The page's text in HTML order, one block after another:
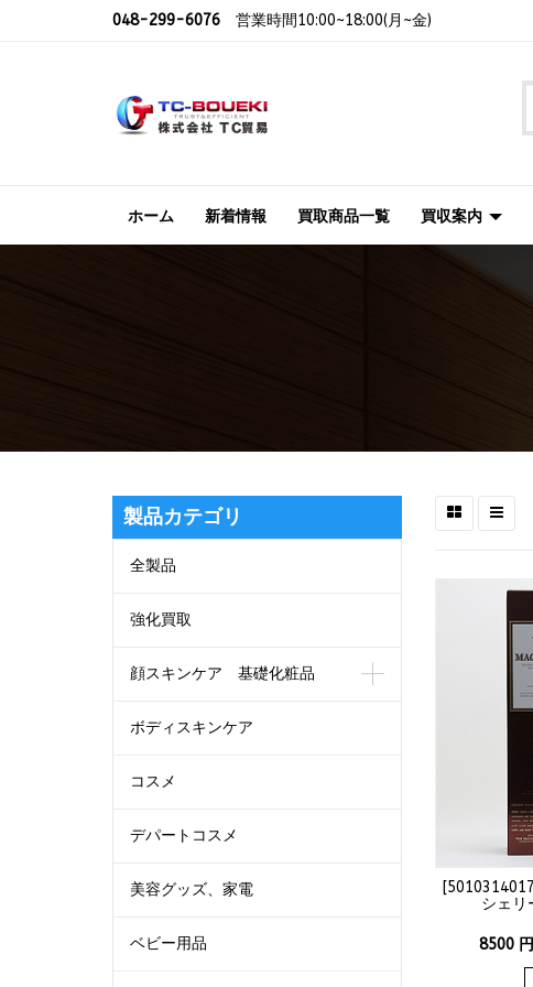
048-299-6076 営業時間10:00~18:00(月~金)
ホーム 新着情報 買取商品一覧 買収案内
製品カテゴリ
全製品
強化買取
顔スキンケア 基礎化粧品
ボディスキンケア
コスメ
デパートコスメ
美容グッズ、家電
ベビー用品
[
シェ
8500 円